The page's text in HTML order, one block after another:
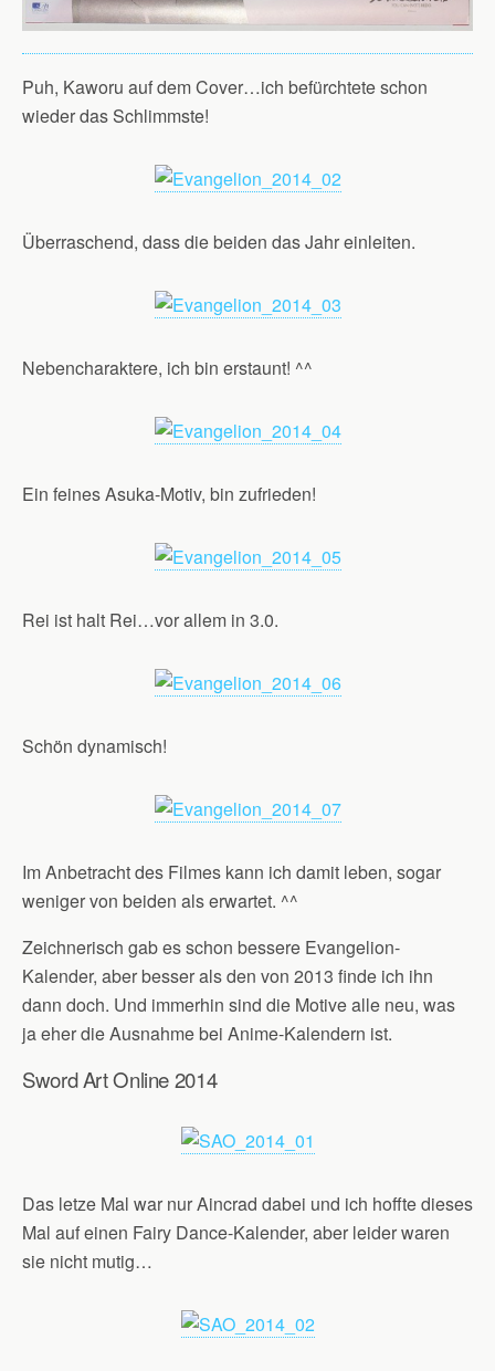
Puh, Kaworu auf dem Cover…ich befürchtete schon
wieder das Schlimmste!
Überraschend, dass die beiden das Jahr einleiten.
Nebencharaktere, ich bin erstaunt! ^^
Ein feines Asuka-Motiv, bin zufrieden!
Rei ist halt Rei…vor allem in 3.0.
Schön dynamisch!
Im Anbetracht des Filmes kann ich damit leben, sogar
weniger von beiden als erwartet. ^^
Zeichnerisch gab es schon bessere Evangelion-
Kalender, aber besser als den von 2013 finde ich ihn
dann doch. Und immerhin sind die Motive alle neu, was
ja eher die Ausnahme bei Anime-Kalendern ist.
Sword Art Online 2014
Das letze Mal war nur Aincrad dabei und ich hoffte dieses
Mal auf einen Fairy Dance-Kalender, aber leider waren
sie nicht mutig…